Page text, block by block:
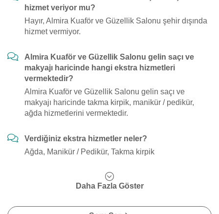
hizmet veriyor mu?
Hayır, Almira Kuaför ve Güzellik Salonu şehir dışında
hizmet vermiyor.
Almira Kuaför ve Güzellik Salonu gelin saçı ve
makyajı haricinde hangi ekstra hizmetleri
vermektedir?
Almira Kuaför ve Güzellik Salonu gelin saçı ve
makyajı haricinde takma kirpik, manikür / pedikür,
ağda hizmetlerini vermektedir.
Verdiğiniz ekstra hizmetler neler?
Ağda, Manikür / Pedikür, Takma kirpik
Daha Fazla Göster